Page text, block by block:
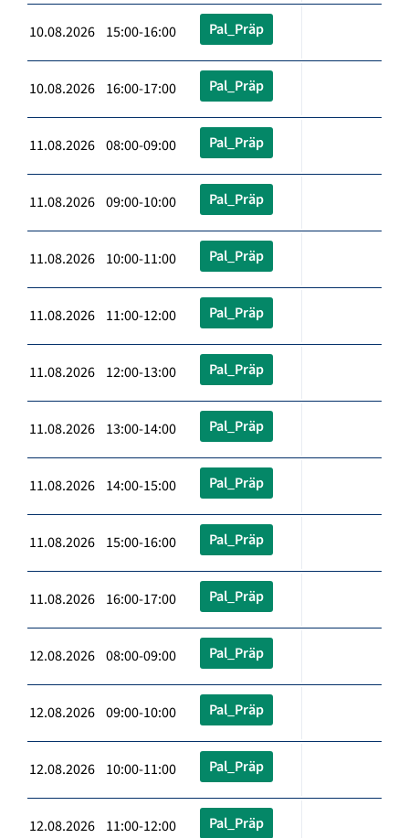
10.08.2026 15:00-16:00 Pal_Präp
10.08.2026 16:00-17:00 Pal_Präp
11.08.2026 08:00-09:00 Pal_Präp
11.08.2026 09:00-10:00 Pal_Präp
11.08.2026 10:00-11:00 Pal_Präp
11.08.2026 11:00-12:00 Pal_Präp
11.08.2026 12:00-13:00 Pal_Präp
11.08.2026 13:00-14:00 Pal_Präp
11.08.2026 14:00-15:00 Pal_Präp
11.08.2026 15:00-16:00 Pal_Präp
11.08.2026 16:00-17:00 Pal_Präp
12.08.2026 08:00-09:00 Pal_Präp
12.08.2026 09:00-10:00 Pal_Präp
12.08.2026 10:00-11:00 Pal_Präp
12.08.2026 11:00-12:00 Pal_Präp